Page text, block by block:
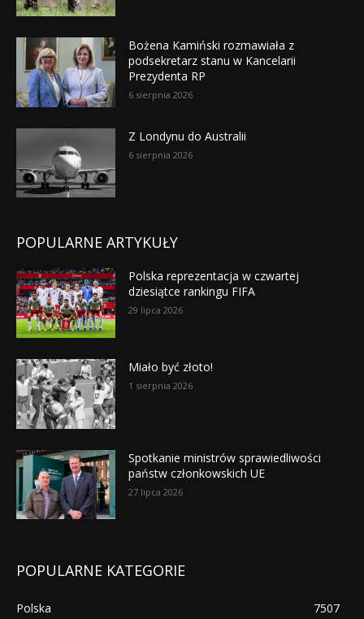
Bożena Kamiński rozmawiała z
podsekretarz stanu w Kancelarii
Prezydenta RP
6 sierpnia 2026
Z Londynu do Australii
6 sierpnia 2026
POPULARNE ARTYKUŁY
Polska reprezentacja w czwartej
dziesiątce rankingu FIFA
29 lipca 2026
Miało być złoto!
1 sierpnia 2026
Spotkanie ministrów sprawiedliwości
państw członkowskich UE
27 lipca 2026
POPULARNE KATEGORIE
Polska
7507